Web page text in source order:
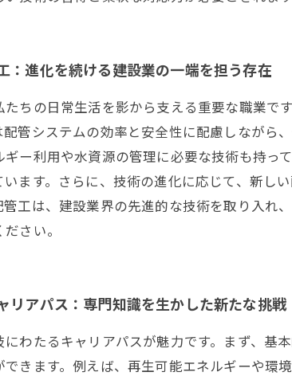
：進化を続ける建設業の一端を担う存在
たちの日常生活を影から支える重要な職業で
配管システムの効率と安全性に配慮しながら
ギー利用や水資源の管理に必要な技術も持っ
います。さらに、技術の進化に応じて、新し
管工は、建設業界の先進的な技術を取り入れ
さい。
リアパス：専門知識を生かした新たな挑戦
にわたるキャリアパスが魅力です。まず、基
できます。例えば、再生可能エネルギーや環